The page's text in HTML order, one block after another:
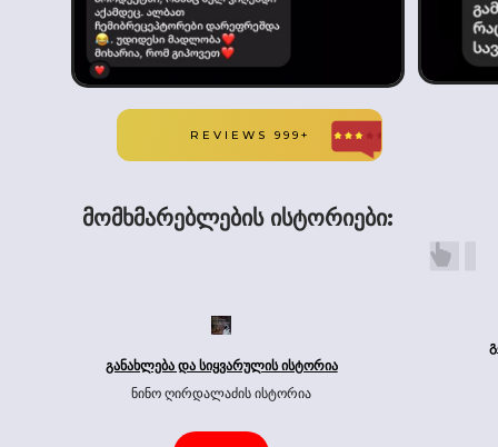
REVIEWS 999+
მომხმარებლების ისტორიები:
განახლება და სიყვარულის ისტორია
ნინო ღირდალაძის ისტორია